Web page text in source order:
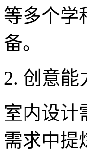
等多个学
备。
2. 创意能
室内设计
需求中提